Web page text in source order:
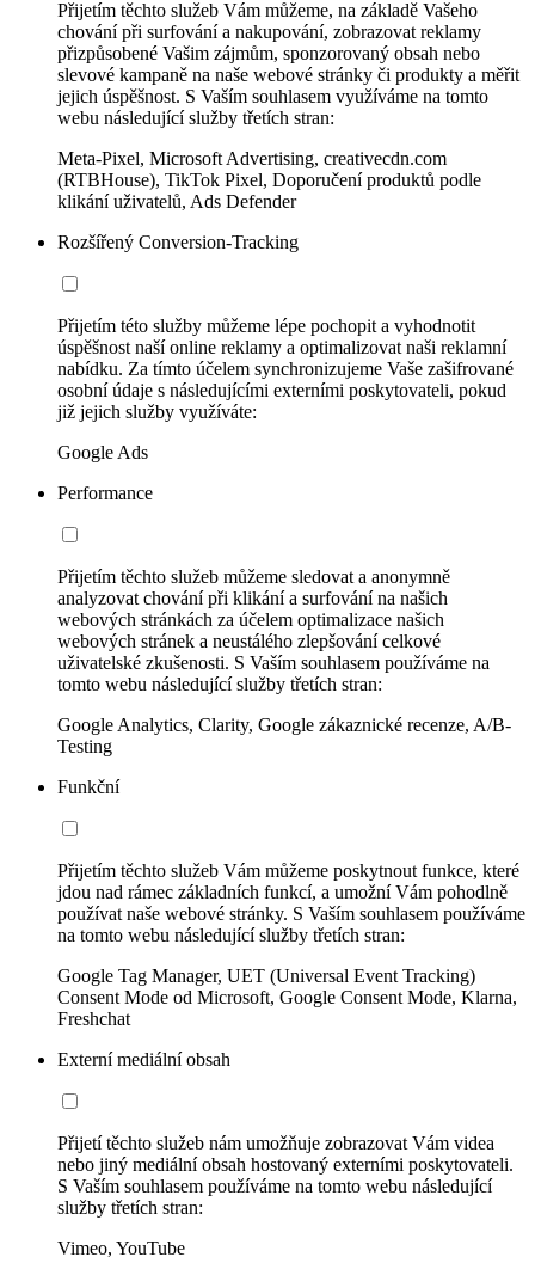
Přijetím těchto služeb Vám můžeme, na základě Vašeho
chování při surfování a nakupování, zobrazovat reklamy
přizpůsobené Vašim zájmům, sponzorovaný obsah nebo
slevové kampaně na naše webové stránky či produkty a měřit
jejich úspěšnost. S Vaším souhlasem využíváme na tomto
webu následující služby třetích stran:
Meta-Pixel, Microsoft Advertising, creativecdn.com
(RTBHouse), TikTok Pixel, Doporučení produktů podle
klikání uživatelů, Ads Defender
Rozšířený Conversion-Tracking
Přijetím této služby můžeme lépe pochopit a vyhodnotit
úspěšnost naší online reklamy a optimalizovat naši reklamní
nabídku. Za tímto účelem synchronizujeme Vaše zašifrované
osobní údaje s následujícími externími poskytovateli, pokud
již jejich služby využíváte:
Google Ads
Performance
Přijetím těchto služeb můžeme sledovat a anonymně
analyzovat chování při klikání a surfování na našich
webových stránkách za účelem optimalizace našich
webových stránek a neustálého zlepšování celkové
uživatelské zkušenosti. S Vaším souhlasem používáme na
tomto webu následující služby třetích stran:
Google Analytics, Clarity, Google zákaznické recenze, A/B-
Testing
Funkční
Přijetím těchto služeb Vám můžeme poskytnout funkce, které
jdou nad rámec základních funkcí, a umožní Vám pohodlně
používat naše webové stránky. S Vaším souhlasem používáme
na tomto webu následující služby třetích stran:
Google Tag Manager, UET (Universal Event Tracking)
Consent Mode od Microsoft, Google Consent Mode, Klarna,
Freshchat
Externí mediální obsah
Přijetí těchto služeb nám umožňuje zobrazovat Vám videa
nebo jiný mediální obsah hostovaný externími poskytovateli.
S Vaším souhlasem používáme na tomto webu následující
služby třetích stran:
Vimeo, YouTube